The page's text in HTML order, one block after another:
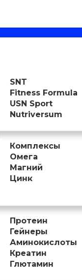
SNT
Fitness Formula
USN Sport
Nutriversum
Комплексы
Омега
Магний
Цинк
Протеин
Гейнеры
Аминокислоты
Креатин
Глютамин